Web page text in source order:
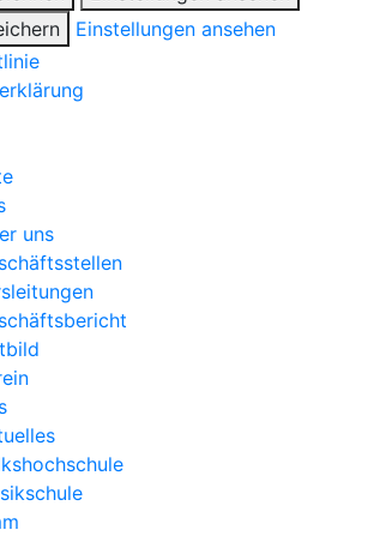
Einstellungen ansehen
uns